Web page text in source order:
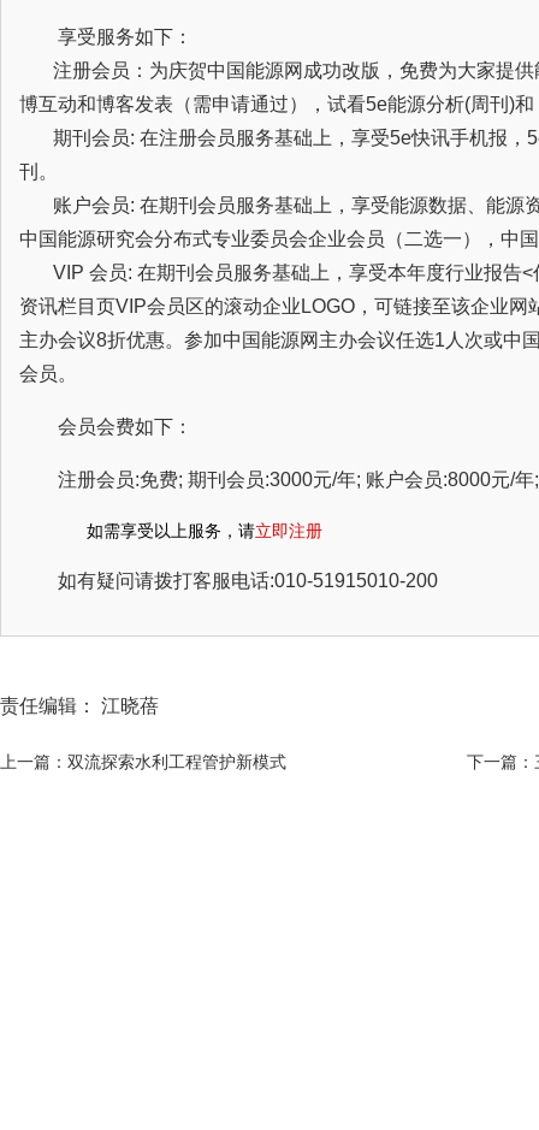
享受服务如下：
注册会员：为庆贺中国能源网成功改版，免费为大家提供
博互动和博客发表（需申请通过），试看5e能源分析(周刊)
期刊会员: 在注册会员服务基础上，享受5e快讯手机报，
刊。
账户会员: 在期刊会员服务基础上，享受能源数据、能源
中国能源研究会分布式专业委员会企业会员（二选一），中
VIP 会员: 在期刊会员服务基础上，享受本年度行业报告<
资讯栏目页VIP会员区的滚动企业LOGO，可链接至该企业
主办会议8折优惠。参加中国能源网主办会议任选1人次或中
会员。
会员会费如下：
注册会员:免费; 期刊会员:3000元/年; 账户会员:8000元/
如需享受以上服务，请立即注册
如有疑问请拨打客服电话:010-51915010-200
责任编辑： 江晓蓓
上一篇：双流探索水利工程管护新模式 下一篇：